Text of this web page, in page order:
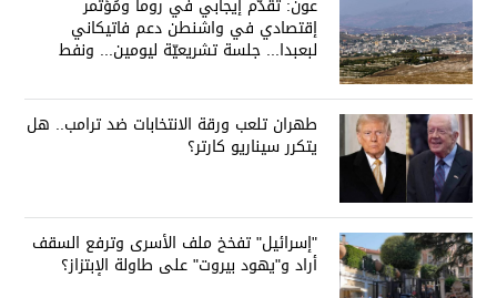
عون: تقدّم إيجابي في روما ومُؤتمر
إقتصادي في واشنطن دعم فاتيكاني
لبعبدا... جلسة تشريعيّة ليومين... ونفط
طهران تلعب ورقة الانتخابات ضد ترامب.. هل
يتكرر سيناريو كارتر؟
"إسرائيل" تفخخ ملف الأسرى وترفع السقف
أراد و"يهود بيروت" على طاولة الإبتزاز؟